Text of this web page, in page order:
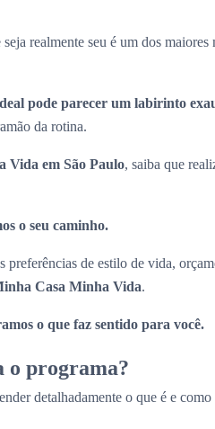
realmente seu é um dos maiores
pode parecer um labirinto
da rotina.
Vida em São Paulo, saiba que
o seu caminho.
de estilo de vida,
Casa Minha Vida.
o que faz sentido para você.
o programa?
detalhadamente o que é e